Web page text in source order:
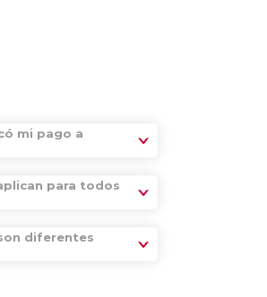
mi pago a
para todos
diferentes